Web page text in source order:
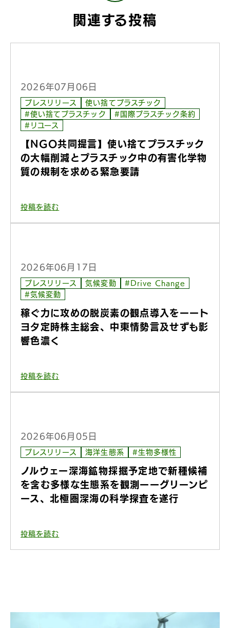
関連する投稿
2026年07月06日
プレスリリース
使い捨てプラスチック
#使い捨てプラスチック
#国際プラスチック条約
#リユース
【NGO共同提言】使い捨てプラスチック
の大幅削減とプラスチック中の有害化学物
質の規制を求める緊急要請
投稿を読む
2026年06月17日
プレスリリース 気候変動
#Drive Change
#気候変動
稼ぐ力に攻めの脱炭素の観点導入をーート
ヨタ定時株主総会、中東情勢言及せずも影
響色濃く
投稿を読む
2026年06月05日
プレスリリース 海洋生態系 #生物多様性
ノルウェー深海鉱物採掘予定地で新種候補
を含む多様な生態系を観測ーーグリーンピ
ース、北極圏深海の科学探査を遂行
投稿を読む